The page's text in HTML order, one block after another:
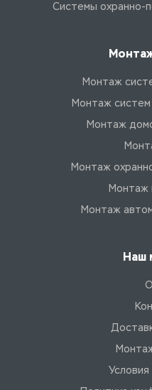
Системы охранно-
Монтаж
Монтаж
Монтаж
Монтаж
Монтаж
Монтаж
Наш
Условия